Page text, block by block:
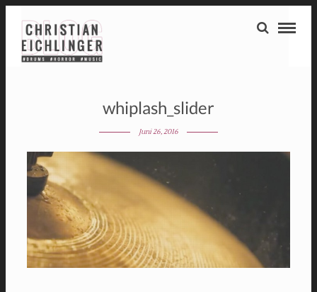
whiplash_slider
Juni 26, 2016